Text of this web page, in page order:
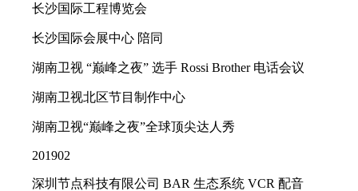
长沙国际工程博览会
长沙国际会展中心 陪同
湖南卫视 “巅峰之夜” 选手 Rossi Brother 电话会议
湖南卫视北区节目制作中心
湖南卫视“巅峰之夜”全球顶尖达人秀
201902
深圳节点科技有限公司 BAR 生态系统 VCR 配音